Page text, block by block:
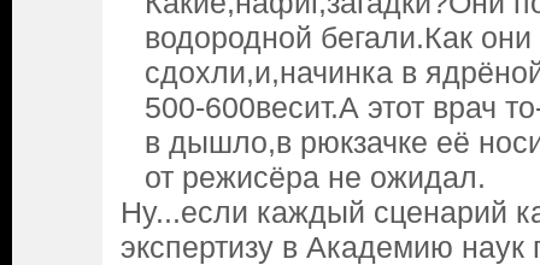
водородной бегали.Как
сдохли,и,начинка в
500-600весит.А этот врач
в дышло,в рюкзачке её
от режисёра не ожидал.
Ну...если каждый сценарий
экспертизу в Академию наук